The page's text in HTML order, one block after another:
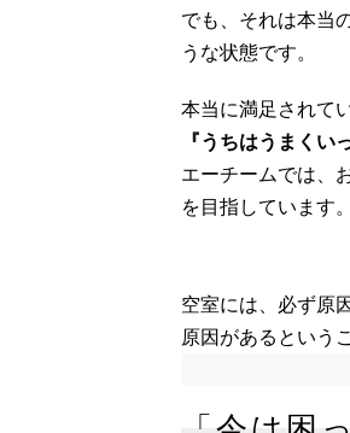
でも、それは本当
うな状態です。
本当に満足されて
『うちはうまくい
エーチームでは、
を目指しています。
空室には、必ず原
原因があるという